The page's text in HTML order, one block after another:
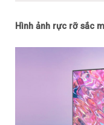
Cổng USB
Cổng xuất âm thanh
Tích hợp đầu thu kỹ
Hệ điều hành, giao diện
Hình ảnh rực rỡ sắc